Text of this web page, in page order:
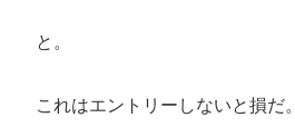
と。
これはエントリーしないと損だ。